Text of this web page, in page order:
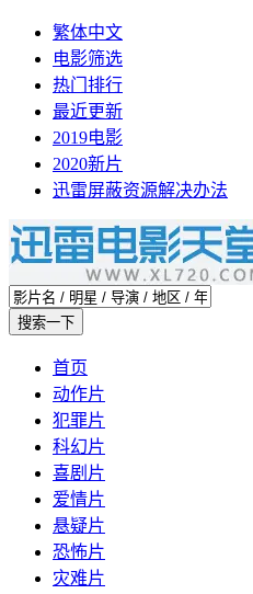
繁体中文
电影筛选
热门排行
最近更新
2019电影
2020新片
迅雷屏蔽资源解决办法
首页
动作片
犯罪片
科幻片
喜剧片
爱情片
悬疑片
恐怖片
灾难片